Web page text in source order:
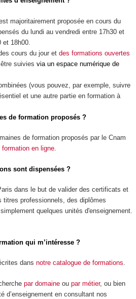
majoritairement proposée en cours du
du lundi au vendredi entre 17h30 et
18h00.
cours du jour et des formations ouvertes
suivies via un espace numérique de
(vous pouvez, par exemple, suivre
et une autre partie en formation à
de formation proposés ?
de formation proposés par le Cnam
en ligne.
sont dispensées ?
dans le but de valider des certificats et
titres professionnels, des diplômes
quelques unités d'enseignement.
qui m’intéresse ?
dans notre catalogue de formations.
par domaine ou par métier, ou bien
d’enseignement en consultant nos